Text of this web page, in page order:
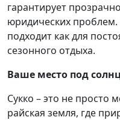
гарантирует
юридических проблем.
подходит как для
сезонного отдыха.
Ваше место под
Сукко – это не просто
райская земля, где